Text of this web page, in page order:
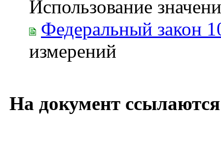
Использование
Федеральный закон
измерений
На документ